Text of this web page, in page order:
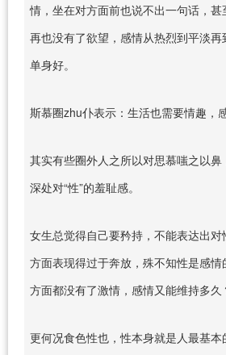
情，坐在对方面前也说不出一句话，
再也没有了欲望，感情从热烈到平淡
单身好。
斯慕圈zhu仆表示：生活也需要情趣，
其实有些圈外人之所以对思慕嗤之以
深处对“性”的羞耻感。
女生总觉得自己要矜持，不能表达出
方面表现得过于奔放，殊不知性是感
方面都没有了激情，感情又能维持多久
更何况食色性也，性本身就是人最基